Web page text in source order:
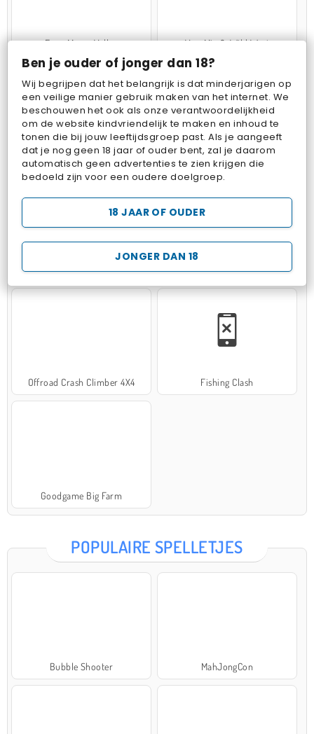
Ben je ouder of jonger dan 18?
Wij begrijpen dat het belangrijk is dat minderjarigen op
een veilige manier gebruik maken van het internet. We
beschouwen het ook als onze verantwoordelijkheid
om de website kindvriendelijk te maken en inhoud te
tonen die bij jouw leeftijdsgroep past. Als je aangeeft
dat je nog geen 18 jaar of ouder bent, zal je daarom
automatisch geen advertenties te zien krijgen die
bedoeld zijn voor een oudere doelgroep.
JONGER DAN 18
18 JAAR OF OUDER
Farm Merge Valley VegaMix 2: Wild West
Pop Fruit Bubbits
Hospital Surgeon Doctor Game Potion Sort
Offroad Crash Climber 4X4 Fishing Clash
Goodgame Big Farm
POPULAIRE SPELLETJES
Bubble Shooter MahJongCon